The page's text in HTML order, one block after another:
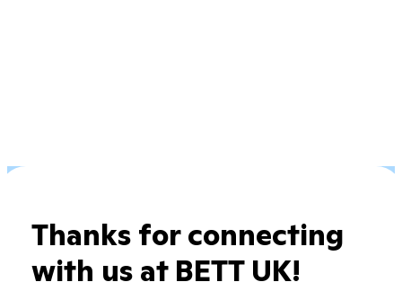
Thanks for connecting
with us at BETT UK!